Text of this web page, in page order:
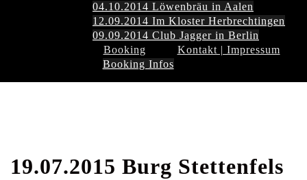
04.10.2014 Löwenbräu in Aalen
12.09.2014 Im Kloster Herbrechtingen
09.09.2014 Club Jagger in Berlin
Booking
Booking Infos
Kontakt | Impressum
19.07.2015 Burg Stettenfels